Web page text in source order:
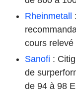
Rheinmetall
cours
Sanofi :
de
de 94 à 98